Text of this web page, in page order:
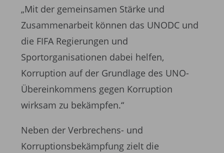
„Mit der gemeinsamen Stärke und
Zusammenarbeit können das UNODC und
die FIFA Regierungen und
Sportorganisationen dabei helfen,
Korruption auf der Grundlage des UNO-
Übereinkommens gegen Korruption
wirksam zu bekämpfen.“
Neben der Verbrechens- und
Korruptionsbekämpfung zielt die